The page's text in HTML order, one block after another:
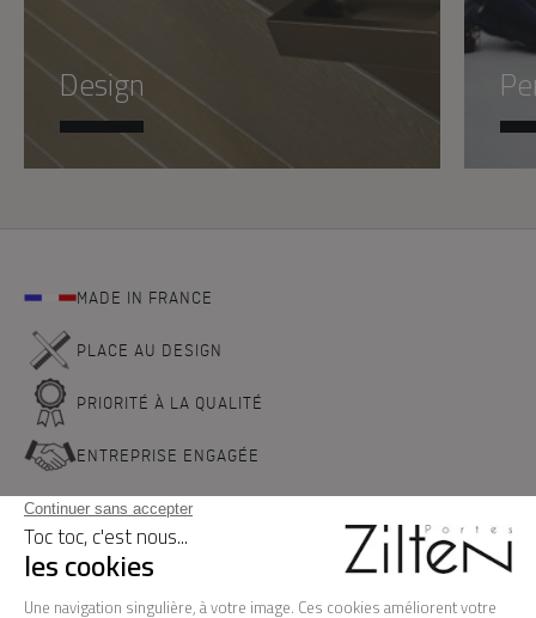
Design
MADE IN FRANCE
PLACE AU DESIGN
PRIORITÉ À LA QUALITÉ
ENTREPRISE ENGAGÉE
NOS PORTES D'ENTREE